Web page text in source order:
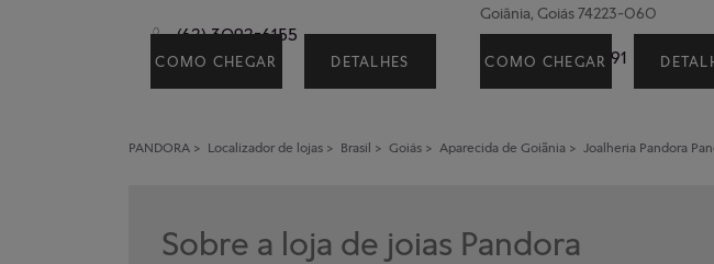
(62) 3092-6155
COMO CHEGAR DETALHES
Goiânia, Goiás 74223-060
(62) 99211-8491
COMO CHEGAR
PANDORA > Localizador de lojas > Brasil > Goiás > Aparecida de Goiãnia > Joalheria Pandora
Sobre a loja de joias Pandora